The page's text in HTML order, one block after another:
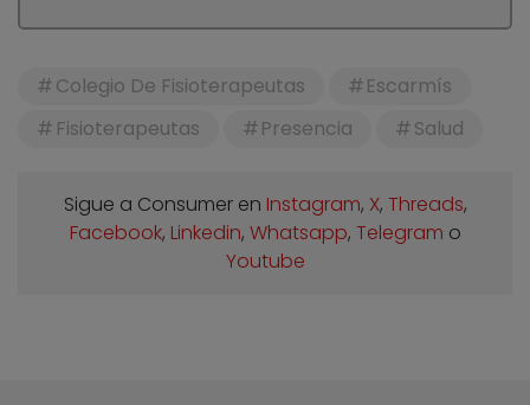
Colegio De Fisioterapeutas
Escarmís
Fisioterapeutas
Presencia Salud
Sigue a Consumer en Instagram, X, Threads,
Facebook, Linkedin, Whatsapp, Telegram o
Youtube